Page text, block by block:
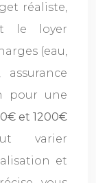
réaliste,
le loyer
(eau,
pour une
et 1200€
varier
et